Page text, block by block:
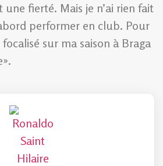
une fierté. Mais je n’ai rien fait
performer en club. Pour
sur ma saison à Braga